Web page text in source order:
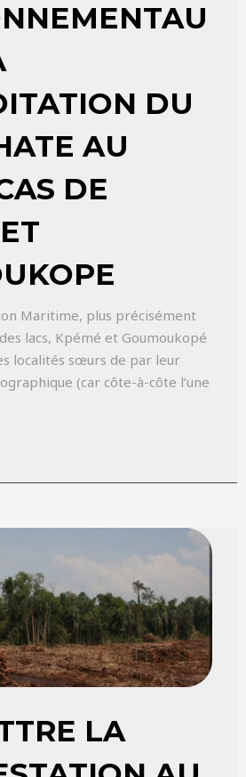
DU
AU
DE
Maritime, plus précisément
lacs, Kpémé et Goumoukopé
localités sœurs de par leur
(car côte-à-côte l’une
LA